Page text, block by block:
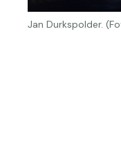
Jan Durkspolder.